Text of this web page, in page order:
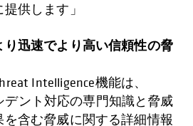
供します」
迅速でより高い信頼性の脅
Intelligence機能は、
デント対応の専門知識と脅威
含む脅威に関する詳細情報